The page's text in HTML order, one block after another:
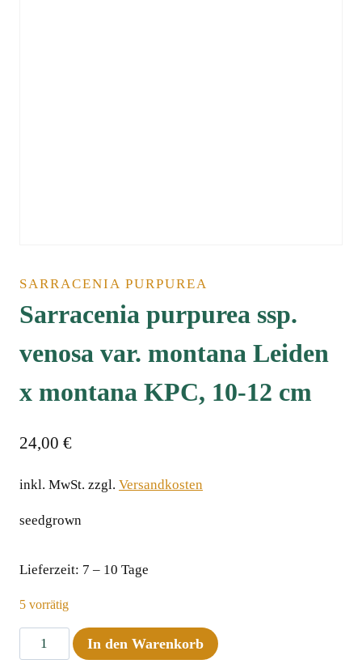
SARRACENIA PURPUREA
Sarracenia purpurea ssp.
venosa var. montana Leiden
x montana KPC, 10-12 cm
24,00 €
inkl. MwSt. zzgl. Versandkosten
seedgrown
Lieferzeit: 7 – 10 Tage
5 vorrätig
Sarracenia
purpurea
In den Warenkorb